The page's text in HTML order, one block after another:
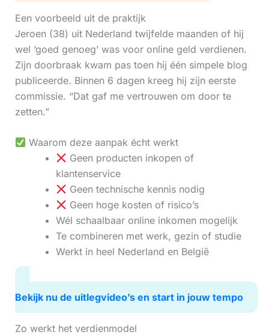
Een voorbeeld uit de praktijk
Jeroen (38) uit Nederland twijfelde maanden of hij
wel ‘goed genoeg’ was voor online geld verdienen.
Zijn doorbraak kwam pas toen hij één simpele blog
publiceerde. Binnen 6 dagen kreeg hij zijn eerste
commissie. “Dat gaf me vertrouwen om door te
zetten.”
Waarom deze aanpak écht werkt
Geen producten inkopen of
klantenservice
Geen technische kennis nodig
Geen hoge kosten of risico’s
Wél schaalbaar online inkomen mogelijk
Te combineren met werk, gezin of studie
Werkt in heel Nederland en België
Bekijk nu de uitlegvideo’s en start in jouw tempo
Zo werkt het verdienmodel